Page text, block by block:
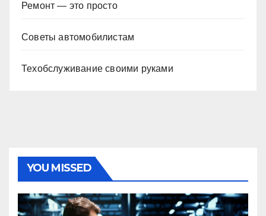
Ремонт — это просто
Советы автомобилистам
Техобслуживание своими руками
YOU MISSED